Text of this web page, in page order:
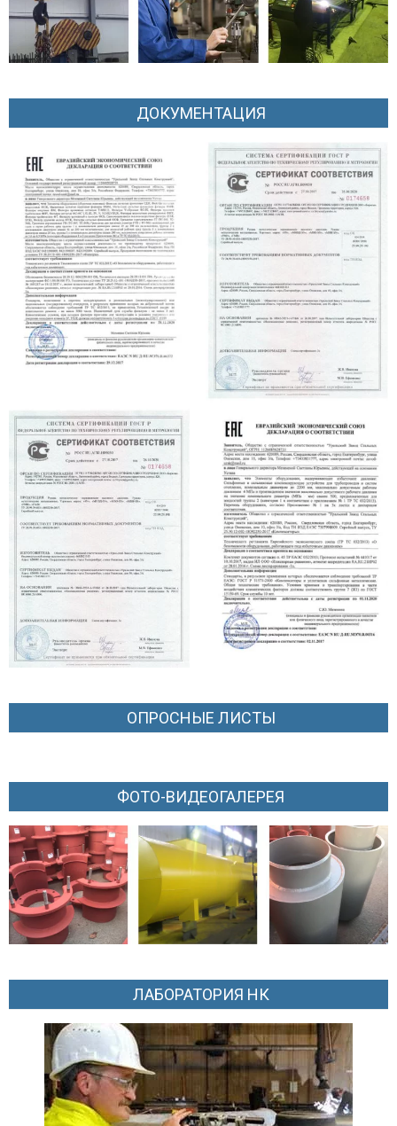
ДОКУМЕНТАЦИЯ
ОПРОСНЫЕ ЛИСТЫ
ФОТО-ВИДЕОГАЛЕРЕЯ
ЛАБОРАТОРИЯ НК